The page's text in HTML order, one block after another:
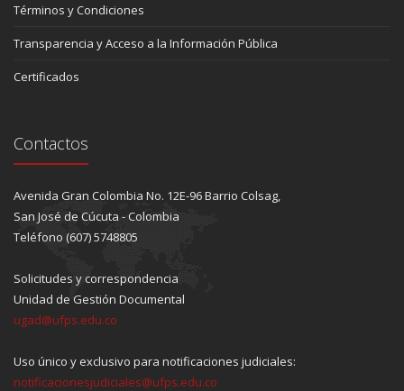
Términos y Condiciones
Transparencia y Acceso a la Información Pública
Certificados
Contactos
Avenida Gran Colombia No. 12E-96 Barrio Colsag,
San José de Cúcuta - Colombia
Teléfono (607) 5748805
Solicitudes y correspondencia
Unidad de Gestión Documental
ugad@ufps.edu.co
Uso único y exclusivo para notificaciones judiciales:
notificacionesjudiciales@ufps.edu.co